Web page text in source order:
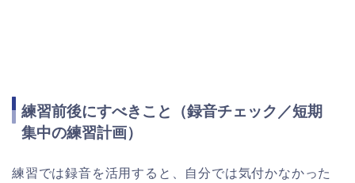
練習前後にすべきこと（録音チェック／短期
集中の練習計画）
練習では録音を活用すると、自分では気付かなかった